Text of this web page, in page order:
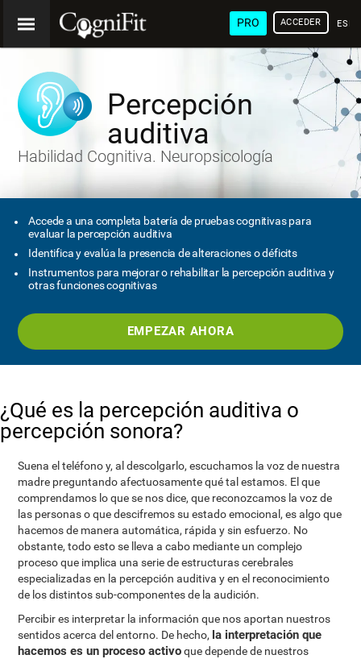
PRO ACCEDER
Percepción
auditiva
Habilidad Cognitiva. Neuropsicología
Accede a una completa batería de pruebas cognitivas para
evaluar la percepción auditiva
Identifica y evalúa la presencia de alteraciones o déficits
Instrumentos para mejorar o rehabilitar la percepción auditiva y
otras funciones cognitivas
EMPEZAR AHORA
¿Qué es la percepción auditiva o
percepción sonora?
Suena el teléfono y, al descolgarlo, escuchamos la voz de nuestra
madre preguntando afectuosamente qué tal estamos. El que
comprendamos lo que se nos dice, que reconozcamos la voz de
las personas o que descifremos su estado emocional, es algo que
hacemos de manera automática, rápida y sin esfuerzo. No
obstante, todo esto se lleva a cabo mediante un complejo
proceso que implica una serie de estructuras cerebrales
especializadas en la percepción auditiva y en el reconocimiento
de los distintos sub-componentes de la audición.
Percibir es interpretar la información que nos aportan nuestros
sentidos acerca del entorno. De hecho, la interpretación que
hacemos es un proceso activoque depende de nuestros